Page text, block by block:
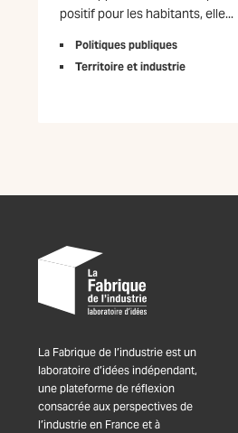
positif pour les habitants, elle...
Politiques publiques
Territoire et industrie
La Fabrique de l’industrie est un
laboratoire d’idées indépendant,
une plateforme de réflexion
consacrée aux perspectives de
l’industrie en France et à